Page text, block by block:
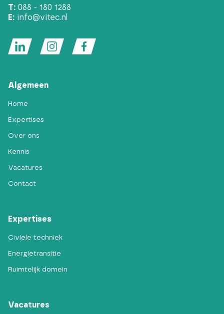
T: 088 - 180 1288
E: info@vitec.nl
Algemeen
Home
Expertises
Over ons
Kennis
Vacatures
Contact
Expertises
Civiele techniek
Energietransitie
Ruimtelijk domein
Vacatures